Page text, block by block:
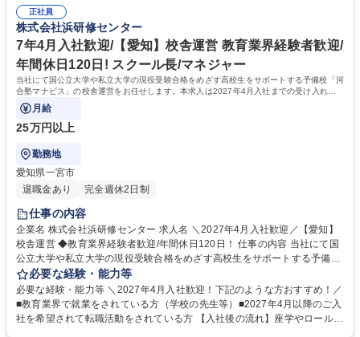
バイザーが校舎を担当します。※講師ではないため、授業を担当する必要
はありません。 募集職種 【兵庫・逆瀬川】教室長 ◆未経験・第二新卒歓
迎/河合塾マナビスの校舎運営
を経験しつつ、流れを把握。配属後も、本部から研修を受けられるので安
心です。研修が充実しており、校舎長→ブロック長と順調にステップアッ
プも可能！教育に携わり続けながら働き方を改善したい方におすすめで
す！ 学歴・資格 学歴：大学院 大学 語学力： 資格：
正社員
株式会社浜研修センター
7年4月入社歓迎/【愛知】校舎運営 教育業界経験者歓迎/
年間休日120日! スクール長/マネジャー
当社にて国公立大学や私立大学の現役受験合格をめざす高校生をサポートする予備校「河
合塾マナビス」の校舎運営をお任せします。本求人は2027年4月入社までの受け入れが
可能です。
月給
25万円以上
勤務地
愛知県一宮市
退職金あり
完全週休2日制
仕事の内容
企業名 株式会社浜研修センター 求人名 ＼2027年4月入社歓迎／【愛知】
校舎運営 ◆教育業界経験者歓迎/年間休日120日！ 仕事の内容 当社にて国
公立大学や私立大学の現役受験合格をめざす高校生をサポートする予備校
「河合塾マナビス」の校舎運営をお任せします。本求人は2027年4月入社
までの受け入れが可能です。 【具体的に】■生徒のサポート ■アシスタン
トアドバイザー（大学生アルバイト）のマネジメント ■入塾相談 ■予算・
収支管理 ■集客・戦略立案と実行 【運営】生徒数は50名～200名程度。生
必要な経験・能力等
必要な経験・能力等 ＼2027年4月入社歓迎！下記のような方おすすめ！／
■教育業界で就業をされている方（学校の先生等）■2027年4月以降のご入
社を希望されて転職活動をされている方 【入社後の流れ】座学やロールプ